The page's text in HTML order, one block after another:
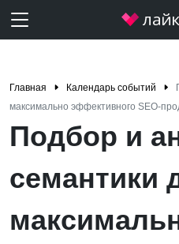
Главная Календарь событий
максимально эффективного SEO-
Подбор и
семантики